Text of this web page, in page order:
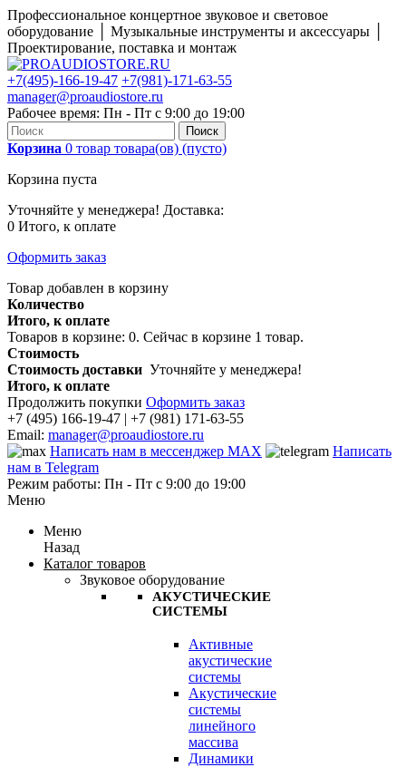
Профессиональное концертное звуковое и световое
оборудование │ Музыкальные инструменты и аксессуары │
Проектирование, поставка и монтаж
+7(495)-166-19-47 +7(981)-171-63-55
manager@proaudiostore.ru
Рабочее время: Пн - Пт с 9:00 до 19:00
Поиск
Корзина 0 товар товара(ов) (пусто)
Корзина пуста
Уточняйте у менеджера! Доставка:
0 Итого, к оплате
Оформить заказ
Товар добавлен в корзину
Количество
Итого, к оплате
Товаров в корзине: 0. Сейчас в корзине 1 товар.
Стоимость
Стоимость доставки Уточняйте у менеджера!
Итого, к оплате
Продолжить покупки Оформить заказ
+7 (495) 166-19-47 | +7 (981) 171-63-55
Email: manager@proaudiostore.ru
Написать нам в мессенджер MAX
Написать
нам в Telegram
Режим работы: Пн - Пт с 9:00 до 19:00
Меню
Меню
Назад
Каталог товаров
Звуковое оборудование
АКУСТИЧЕСКИЕ
СИСТЕМЫ
Активные
акустические
системы
Акустические
системы
линейного
массива
Динамики